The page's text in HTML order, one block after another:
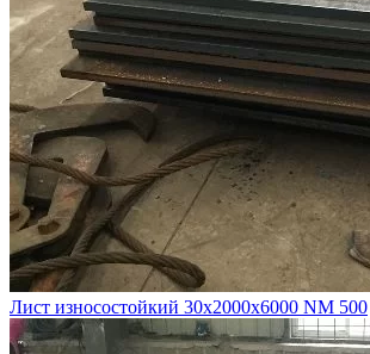
Лист износостойкий 30х2000х6000 NM 500